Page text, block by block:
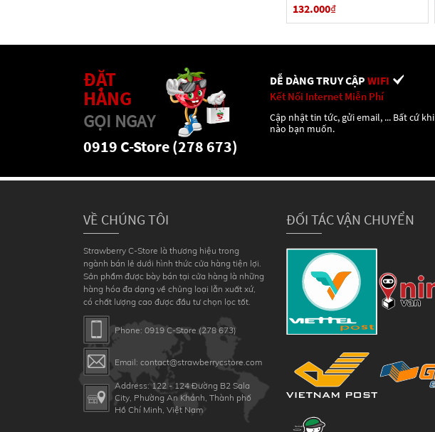
132.000₫
ĐẶT
HÀNG
GỌI NGAY
0919 C-Store (278 673)
DỄ DÀNG TRUY CẬP WIFI
Kết Nối Internet Miễn Phí
Cập nhật tin tức, gửi email, ... Bất cứ khi
nào bạn muốn.
VỀ CHÚNG TÔI ĐỐI TÁC VẬN CHUYỂN
Strawberry C-Store là thương hiệu trong
ngành bán lẻ dưới hình thức cửa hàng tiện lợi.
Sản phẩm được bày bán tại cửa hàng là những
hàng hóa đa dạng về chủng loại lẫn xuất xứ,
có chất lượng cao được đầu tư chọn lọc tốt.
Phone: 0919 C-Store (278 673)
Email: contact@strawberrycstore.com
Address: 122 - 124 Đường B2 Sala
City, Phường An Khánh, Thành phố
Hồ Chí Minh, Việt Nam